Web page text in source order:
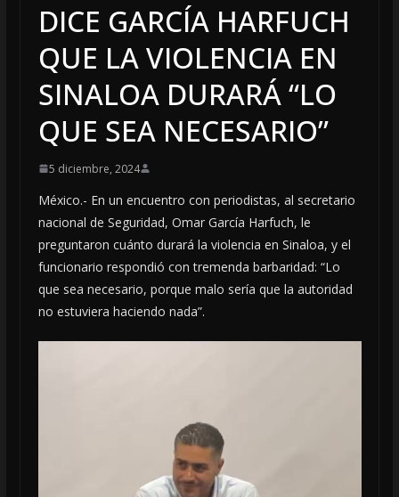
DICE GARCÍA HARFUCH
QUE LA VIOLENCIA EN
SINALOA DURARÁ “LO
QUE SEA NECESARIO”
5 diciembre, 2024
México.- En un encuentro con periodistas, al secretario
nacional de Seguridad, Omar García Harfuch, le
preguntaron cuánto durará la violencia en Sinaloa, y el
funcionario respondió con tremenda barbaridad: “Lo
que sea necesario, porque malo sería que la autoridad
no estuviera haciendo nada”.